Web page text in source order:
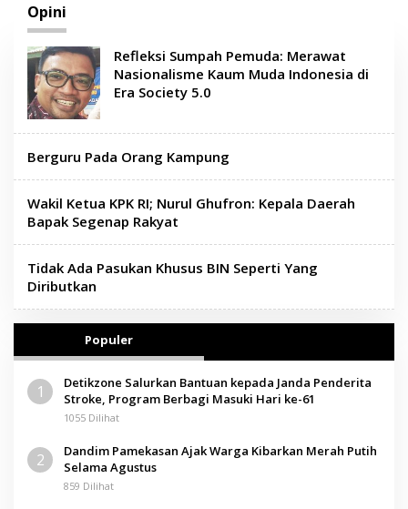
Opini
Refleksi Sumpah Pemuda: Merawat
Nasionalisme Kaum Muda Indonesia di
Era Society 5.0
Berguru Pada Orang Kampung
Wakil Ketua KPK RI; Nurul Ghufron: Kepala Daerah
Bapak Segenap Rakyat
Tidak Ada Pasukan Khusus BIN Seperti Yang
Diributkan
Populer
1
Detikzone Salurkan Bantuan kepada Janda Penderita
Stroke, Program Berbagi Masuki Hari ke-61
1055 Dilihat
2
Dandim Pamekasan Ajak Warga Kibarkan Merah Putih
Selama Agustus
859 Dilihat